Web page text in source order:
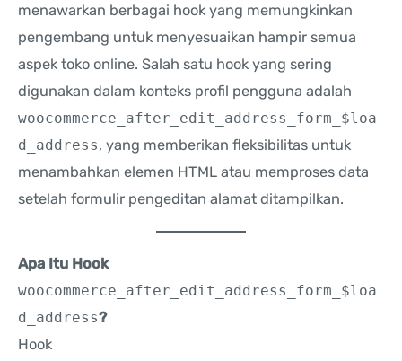
menawarkan berbagai hook yang memungkinkan
pengembang untuk menyesuaikan hampir semua
aspek toko online. Salah satu hook yang sering
digunakan dalam konteks profil pengguna adalah
woocommerce_after_edit_address_form_$loa
d_address, yang memberikan fleksibilitas untuk
menambahkan elemen HTML atau memproses data
setelah formulir pengeditan alamat ditampilkan.
Apa Itu Hook
woocommerce_after_edit_address_form_$loa
d_address?
Hook